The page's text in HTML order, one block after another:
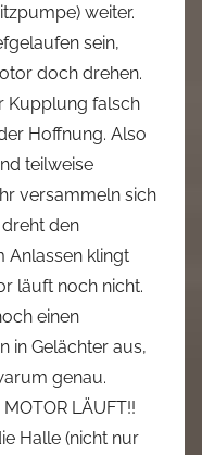
weiter.
sein,
doch drehen.
Kupplung falsch
Hoffnung. Also
teilweise
versammeln sich
den
Anlassen klingt
läuft noch nicht.
einen
in Gelächter aus,
genau.
LÄUFT!!
Halle (nicht nur